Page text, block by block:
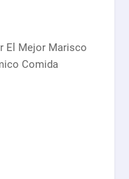
El Mejor Marisco
Comida